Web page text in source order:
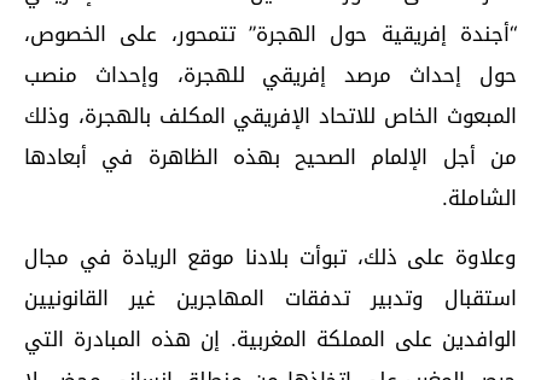
“أجندة إفريقية حول الهجرة” تتمحور، على الخصوص،
حول إحداث مرصد إفريقي للهجرة، وإحداث منصب
المبعوث الخاص للاتحاد الإفريقي المكلف بالهجرة، وذلك
من أجل الإلمام الصحيح بهذه الظاهرة في أبعادها
الشاملة.
وعلاوة على ذلك، تبوأت بلادنا موقع الريادة في مجال
استقبال وتدبير تدفقات المهاجرين غير القانونيين
الوافدين على المملكة المغربية. إن هذه المبادرة التي